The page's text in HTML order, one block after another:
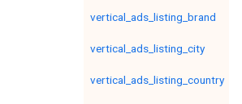
vertical_ads_listing_brand
vertical_ads_listing_city
vertical_ads_listing_country